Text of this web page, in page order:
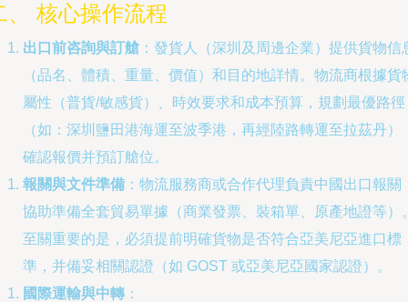
、 核心操作流程
出口前咨詢與訂艙 ：發貨人（深圳及周邊企業）提供貨物信
（品名、體積、重量、價值）和目的地詳情。物流商根據貨
屬性（普貨/敏感貨）、時效要求和成本預算，規劃最優路徑
（如：深圳鹽田港海運至波季港，再經陸路轉運至拉茲丹）
確認報價并預訂艙位。
報關與文件準備 ：物流服務商或合作代理負責中國出口報關
協助準備全套貿易單據（商業發票、裝箱單、原產地證等）
至關重要的是，必須提前明確貨物是否符合亞美尼亞進口標
準，并備妥相關認證（如 GOST 或亞美尼亞國家認證）。
國際運輸與中轉 ：